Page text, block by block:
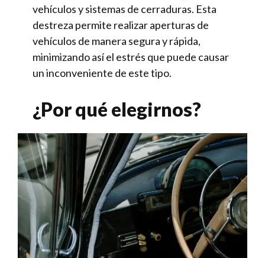
vehículos y sistemas de cerraduras. Esta
destreza permite realizar aperturas de
vehículos de manera segura y rápida,
minimizando así el estrés que puede causar
un inconveniente de este tipo.
¿Por qué elegirnos?